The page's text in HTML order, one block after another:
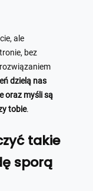
ale
bez
dzielą nas
oraz myśli są
tobie.
takie
sporą